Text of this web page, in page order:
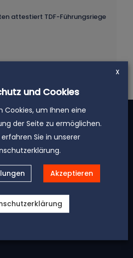
attestiert TDF-Führungsriege
X
und Cookies
Cookies, um Ihnen eine
der Seite zu ermöglichen.
Sie in unserer
Akzeptieren